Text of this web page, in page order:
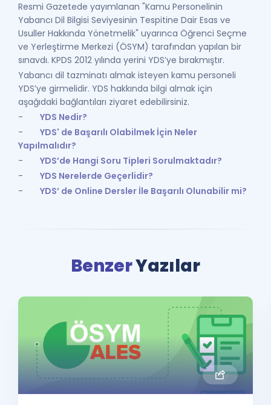
Resmi Gazetede yayımlanan "Kamu Personelinin
Yabancı Dil Bilgisi Seviyesinin Tespitine Dair Esas ve
Usuller Hakkında Yönetmelik" uyarınca Öğrenci Seçme
ve Yerleştirme Merkezi (ÖSYM) tarafından yapılan bir
sınavdı. KPDS 2012 yılında yerini YDS’ye bırakmıştır.
Yabancı dil tazminatı almak isteyen kamu personeli
YDS’ye girmelidir. YDS hakkında bilgi almak için
aşağıdaki bağlantıları ziyaret edebilirsiniz.
- YDS Nedir?
- YDS' de Başarılı Olabilmek İçin Neler
Yapılmalıdır?
- YDS’de Hangi Soru Tipleri Sorulmaktadır?
- YDS Nerelerde Geçerlidir?
- YDS’ de Online Dersler İle Başarılı Olunabilir mi?
BenzerYazılar